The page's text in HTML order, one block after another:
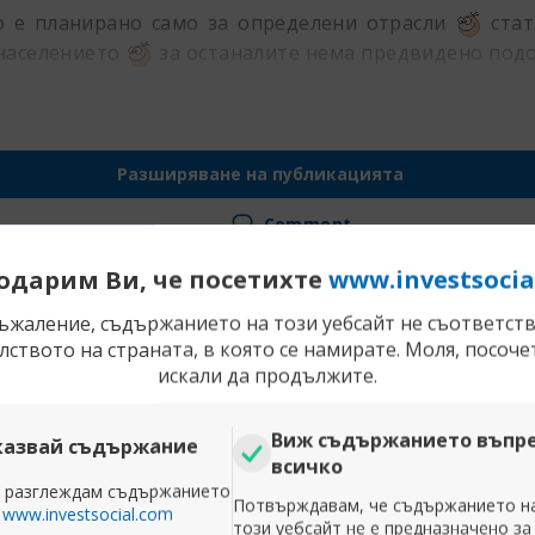
Ви, че посетихте
съдържанието на този уебсайт не
на страната, в която се намирате. Моля,
искали да продължите.
съдържание
съдържанието
www.investsocial.com
Виж съдържанието
всичко
Потвърждавам, че съдържанието
този уебсайт не е предназначено за
е планирано само за определени отрасли
за останалите нема предвидено
Разширяване на публикацията
Comment
ЕС и Еврозона: настояще и бъдеще! Част 15
Начислени плащания2 882 USD
Posts9774
systems and cryptocurrencies.
написано отGeorgiRR